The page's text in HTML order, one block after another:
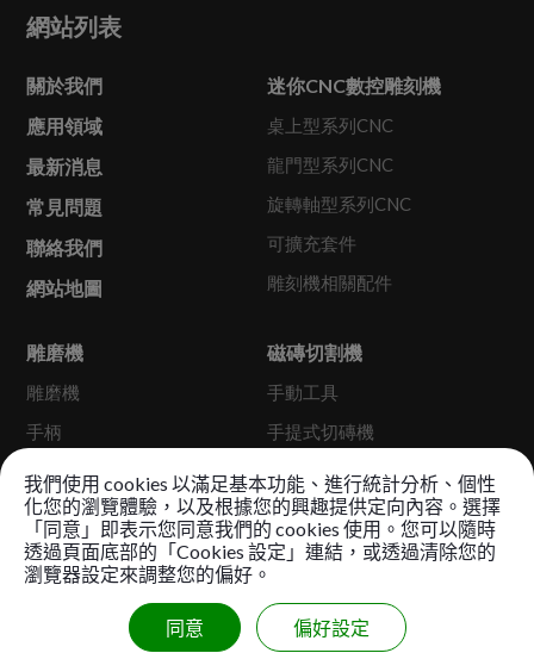
網站列表
關於我們
應用領域
最新消息
常見問題
聯絡我們
網站地圖
迷你CNC數控雕刻機
桌上型系列CNC
龍門型系列CNC
旋轉軸型系列CNC
可擴充套件
雕刻機相關配件
雕磨機
雕磨機
手柄
磁磚切割機
手動工具
手提式切磚機
專業型切磚機
鏟地機
Copyright © 2026 New Ren Yang Enterprise Corp. All Rights
Reserved.
我們使用 cookies 以滿足基本功能、進行統計分析、個性
化您的瀏覽體驗，以及根據您的興趣提供定向內容。選擇
「同意」即表示您同意我們的 cookies 使用。您可以隨時
透過頁面底部的「Cookies 設定」連結，或透過清除您的
瀏覽器設定來調整您的偏好。
同意 偏好設定